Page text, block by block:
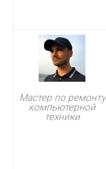
Мастер по ремонту
компьютерной
техники